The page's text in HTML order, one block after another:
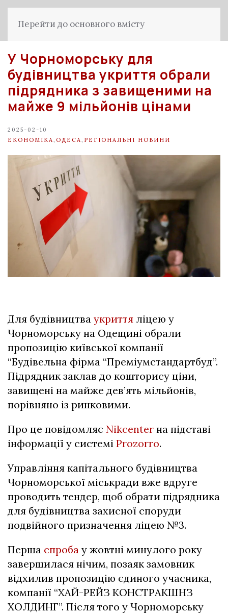
Перейти до основного вмісту
У Чорноморську для
будівництва укриття обрали
підрядника з завищеними на
майже 9 мільйонів цінами
2025-02-10
ЕКОНОМІКА
ОДЕСА РЕГІОНАЛЬНІ НОВИНИ
Для будівництва укриття ліцею у
Чорноморську на Одещині обрали
пропозицію київської компанії
“Будівельна фірма “Преміумстандартбуд”.
Підрядник заклав до кошторису ціни,
завищені на майже дев’ять мільйонів,
порівняно із ринковими.
Про це повідомляє Nikcenter на підставі
інформації у системі Prozorro.
Управління капітального будівництва
Чорноморської міськради вже вдруге
проводить тендер, щоб обрати підрядника
для будівництва захисної споруди
подвійного призначення ліцею №3.
Перша спроба у жовтні минулого року
завершилася нічим, позаяк замовник
відхилив пропозицію єдиного учасника,
компанії “ХАЙ-РЕЙЗ КОНСТРАКШНЗ
ХОЛДИНГ”. Після того у Чорноморську